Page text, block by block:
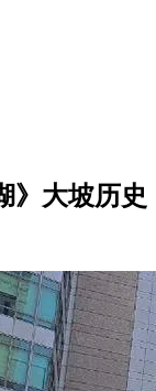
》大坡历史